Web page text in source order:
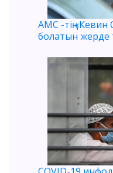
AMC -тің
болатын жерде